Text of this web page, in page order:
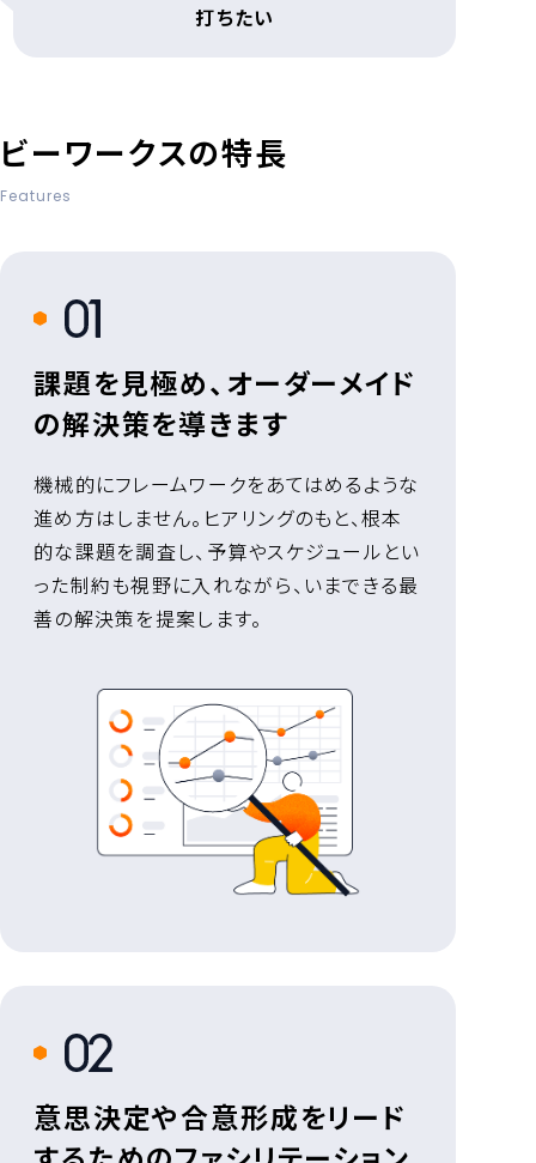
打ちたい
ビーワークスの特長
Features
1
課題を見極め、オーダーメイド
の解決策を導きます
機械的にフレームワークをあてはめるような
進め方はしません。ヒアリングのもと、根本
的な課題を調査し、予算やスケジュールとい
った制約も視野に入れながら、いまできる最
善の解決策を提案します。
2
意思決定や合意形成をリード